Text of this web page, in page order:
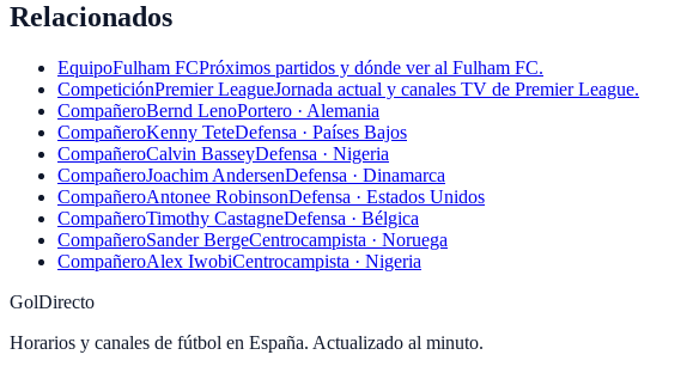
Relacionados
EquipoFulham FCPróximos partidos y dónde ver al Fulham FC.
CompeticiónPremier LeagueJornada actual y canales TV de Premier League.
CompañeroBernd LenoPortero · Alemania
CompañeroKenny TeteDefensa · Países Bajos
CompañeroCalvin BasseyDefensa · Nigeria
CompañeroJoachim AndersenDefensa · Dinamarca
CompañeroAntonee RobinsonDefensa · Estados Unidos
CompañeroTimothy CastagneDefensa · Bélgica
CompañeroSander BergeCentrocampista · Noruega
CompañeroAlex IwobiCentrocampista · Nigeria
GolDirecto
Horarios y canales de fútbol en España. Actualizado al minuto.